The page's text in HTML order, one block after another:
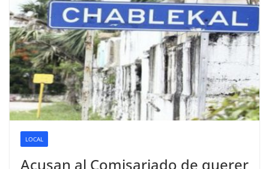
LOCAL
Acusan al Comisariado de querer